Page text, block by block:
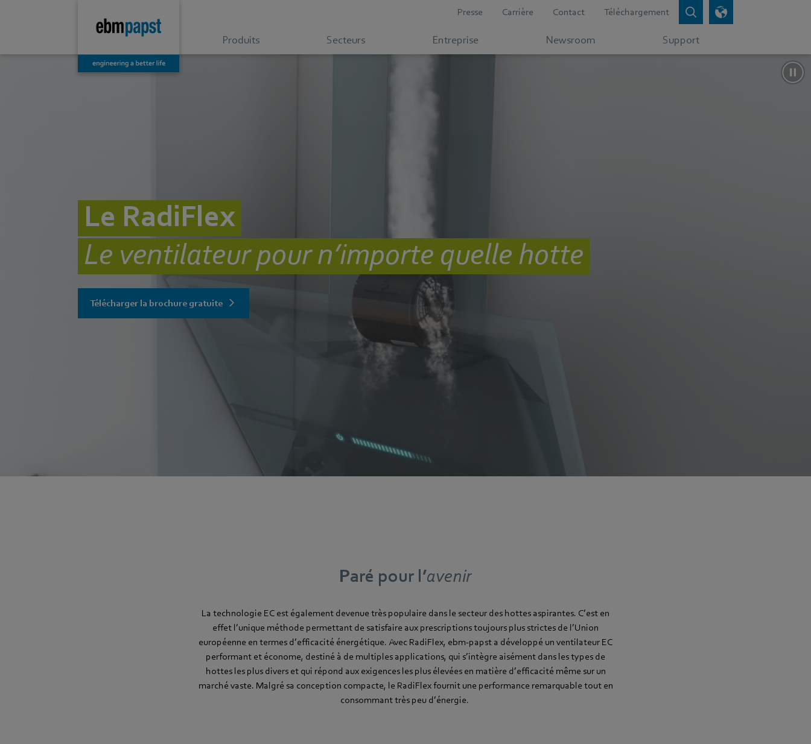
Presse Carrière Contact Téléchargement
Produits Secteurs Entreprise Newsroom Support
Le RadiFlex
Le ventilateur pour n’importe quelle hotte
Télécharger la brochure gratuite
Paré pour l’avenir
La technologie EC est également devenue très populaire dans le secteur des hottes aspirantes. C’est en
effet l’unique méthode permettant de satisfaire aux prescriptions toujours plus strictes de l’Union
européenne en termes d’efficacité énergétique. Avec RadiFlex, ebm-papst a développé un ventilateur EC
performant et économe, destiné à de multiples applications, qui s’intègre aisément dans les types de
hottes les plus divers et qui répond aux exigences les plus élevées en matière d’efficacité même sur un
marché vaste. Malgré sa conception compacte, le RadiFlex fournit une performance remarquable tout en
consommant très peu d’énergie.